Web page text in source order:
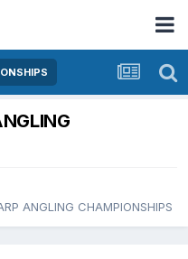
ANGLING CHAMPIONSHIPS